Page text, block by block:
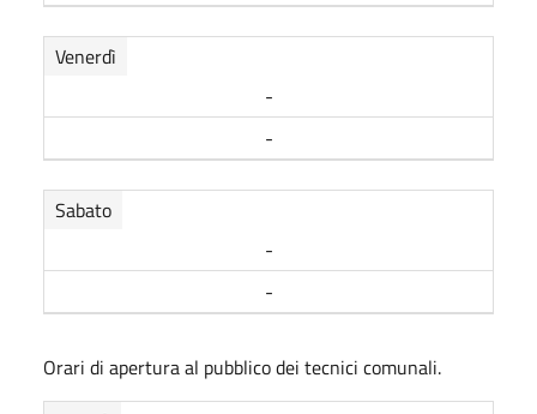
Venerdì
-
-
Sabato
-
-
Orari di apertura al pubblico dei tecnici comunali.